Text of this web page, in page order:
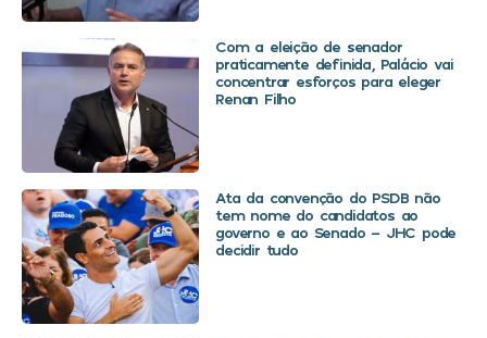
Com a eleição de senador
praticamente definida, Palácio vai
concentrar esforços para eleger
Renan Filho
Ata da convenção do PSDB não
tem nome do candidatos ao
governo e ao Senado – JHC pode
decidir tudo